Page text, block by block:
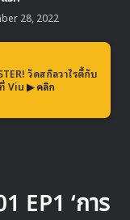
เสาร์ที่ 20 และวัน
28, 2022
วัดสกิลวาไรตี้กับ
Viu ▶ คลิก